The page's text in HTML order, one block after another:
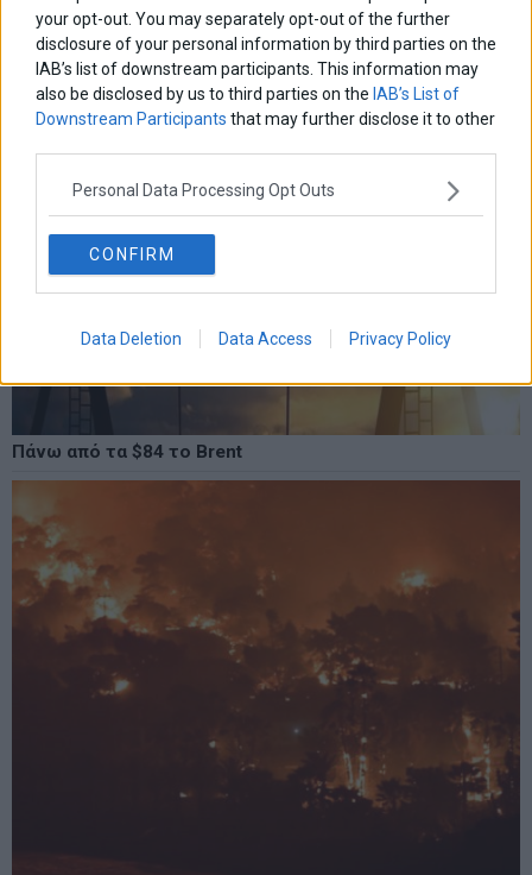
your opt-out. You may separately opt-out of the further
disclosure of your personal information by third parties on the
IAB’s list of downstream participants. This information may
also be disclosed by us to third parties on the IAB’s List of
Downstream Participants that may further disclose it to other
Personal Data Processing Opt Outs
CONFIRM
Data Deletion Data Access Privacy Policy
Πάνω από τα $84 το Brent